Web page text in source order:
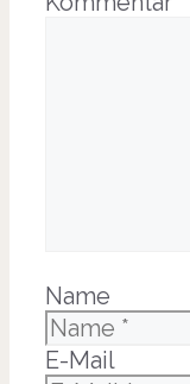
Name
E-Mail